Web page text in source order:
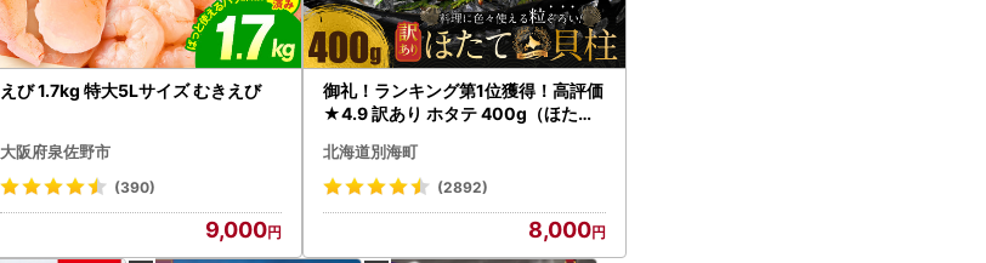
えび 1.7kg 特大5Lサイズ むきえび
大阪府泉佐野市
(390)
9,000
御礼！ランキング第1位獲得！高評価
★4.9 訳あり ホタテ 400g（ほたて
北海道別海町
(2892)
8,000